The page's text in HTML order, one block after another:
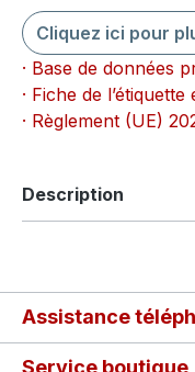
Cliquez ici pour
· Base de données
· Fiche de
· Règlement (UE)
Description
Assistance
Service boutique